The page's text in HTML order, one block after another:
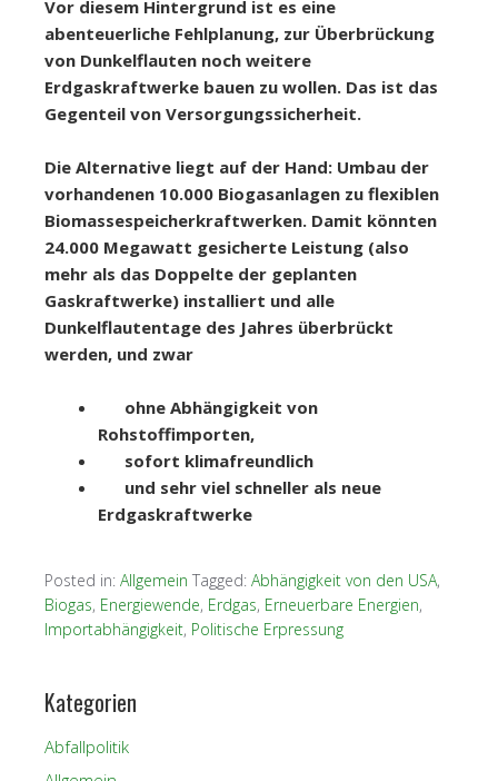
Vor diesem Hintergrund ist es eine
abenteuerliche Fehlplanung, zur Überbrückung
von Dunkelflauten noch weitere
Erdgaskraftwerke bauen zu wollen. Das ist das
Gegenteil von Versorgungssicherheit.
Die Alternative liegt auf der Hand: Umbau der
vorhandenen 10.000 Biogasanlagen zu flexiblen
Biomassespeicherkraftwerken. Damit könnten
24.000 Megawatt gesicherte Leistung (also
mehr als das Doppelte der geplanten
Gaskraftwerke) installiert und alle
Dunkelflautentage des Jahres überbrückt
werden, und zwar
ohne Abhängigkeit von
Rohstoffimporten,
sofort klimafreundlich
und sehr viel schneller als neue
Erdgaskraftwerke
Posted in: Allgemein Tagged: Abhängigkeit von den USA,
Biogas, Energiewende, Erdgas, Erneuerbare Energien,
Importabhängigkeit, Politische Erpressung
Kategorien
Abfallpolitik